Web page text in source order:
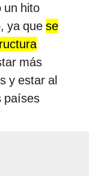
un hito
ya que se
más
y estar al
países